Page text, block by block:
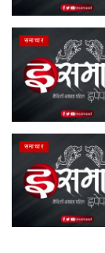
समाचार
समाचार